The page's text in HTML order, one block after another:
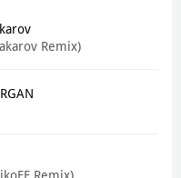
Remix)
Remix)